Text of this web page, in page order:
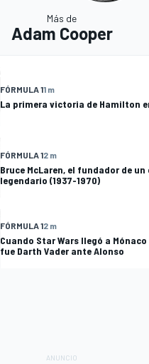
Más de
Adam Cooper
FÓRMULA 11 m
La primera victoria de Hamilton
FÓRMULA 12 m
Bruce McLaren, el fundador de un
legendario (1937-1970)
FÓRMULA 12 m
Cuando Star Wars llegó a
fue Darth Vader ante Alonso